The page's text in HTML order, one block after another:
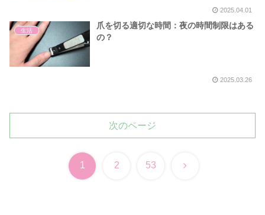
2025.04.01
生活
爪を切る適切な時間：夜の時間制限はある
の？
2025.03.26
次のページ
1 2 53 次